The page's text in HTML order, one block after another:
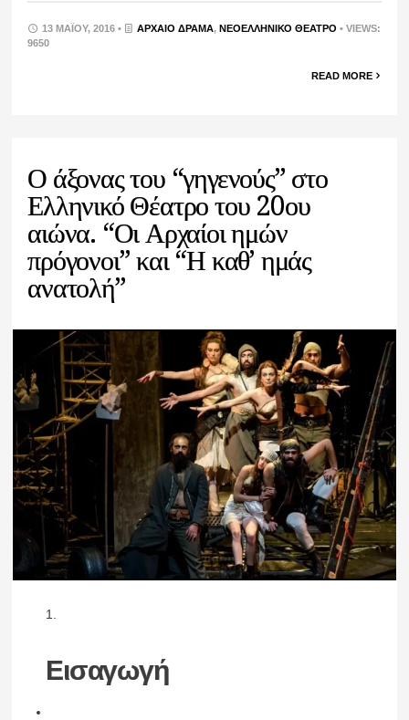
13 ΜΑΪ́ΟΥ, 2016 • ΑΡΧΑΊΟ ΔΡΆΜΑ,ΝΕΟΕΛΛΗΝΙΚΌ ΘΈΑΤΡΟ • VIEWS:
9650
READ MORE
Ο άξονας του “γηγενούς” στο
Ελληνικό Θέατρο του 20ου
αιώνα. “Οι Αρχαίοι ημών
πρόγονοι” και “Η καθ’ ημάς
ανατολή”
Εισαγωγή